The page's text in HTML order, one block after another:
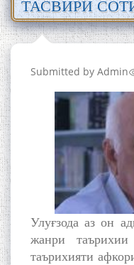
ТАСВИРИ
УЛУҒЗОДА
Submitted by Admin
Улуғзода аз он
жанри
таърихияти